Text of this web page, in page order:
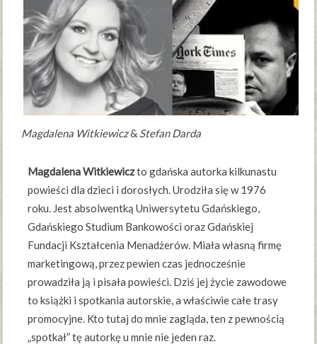
Magdalena Witkiewicz& Stefan Darda
Magdalena Witkiewiczto gdańska autorka kilkunastu
powieści dla dzieci i dorosłych. Urodziła się w 1976
roku. Jest absolwentką Uniwersytetu Gdańskiego,
Gdańskiego Studium Bankowości oraz Gdańskiej
Fundacji Kształcenia Menadżerów. Miała własną firmę
marketingową, przez pewien czas jednocześnie
prowadziła ją i pisała powieści. Dziś jej życie zawodowe
to książki i spotkania autorskie, a właściwie całe trasy
promocyjne. Kto tutaj do mnie zagląda, ten z pewnością
„spotkał” tę autorkę u mnie nie jeden raz.